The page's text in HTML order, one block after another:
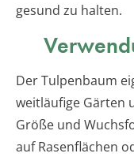
gesund zu halten.
Der Tulpenbaum
weitläufige Gärten
Größe und
auf Rasenflächen